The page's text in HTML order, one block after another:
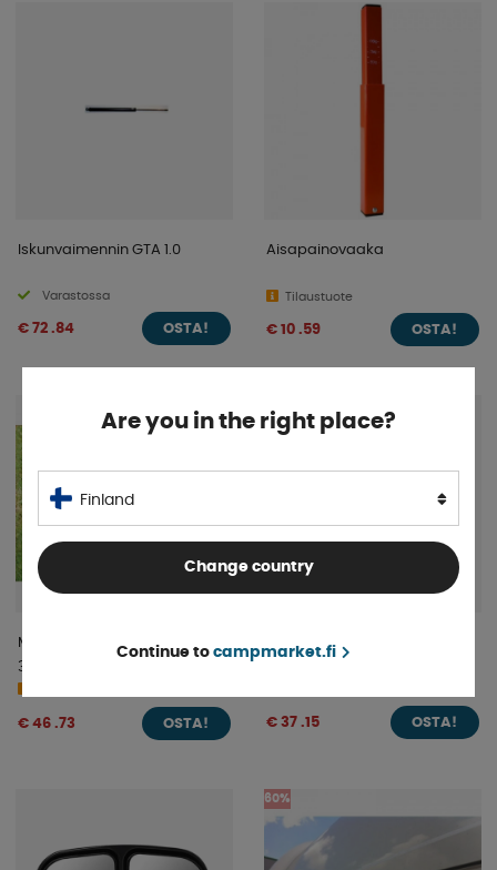
Iskunvaimennin GTA 1.0
Varastossa
€ 72 .84 OSTA!
Aisapainovaaka
Tilaustuote
€ 10 .59 OSTA!
Milenco Ajokiilat Stacka Level
3
€ 46 .73 OSTA!
AL-KO Akseli Iskunvaimennin
€ 37 .15 OSTA!
60%
Are you in the right place?
Finland
Change country
Continue to campmarket.fi